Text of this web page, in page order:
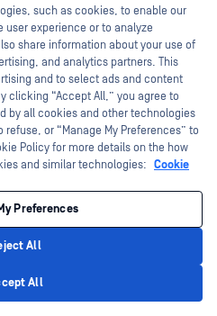
Conformidade e certificações dos
produtos
Carreiras
Posições em aberto
Contactar-nos
Recursos
Blogue
Comunicados de imprensa
Nas notícias
such as cookies, to enable our
experience or to analyze
share information about your use of
and analytics partners. This
and to select ads and content
clicking “Accept All,” you agree to
by all cookies and other technologies
or “Manage My Preferences” to
Policy for more details on the how
and similar technologies: Cookie
Preferences
All
All
OPSWAT virtual assistant.
help you secure what's critical